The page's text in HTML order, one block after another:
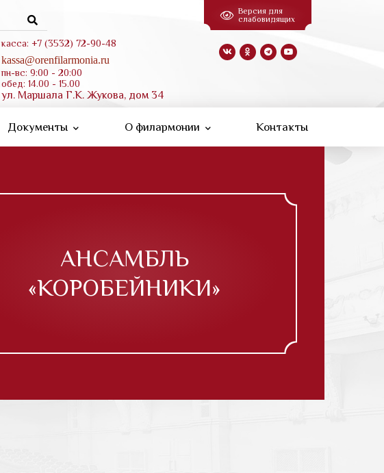
касса: +7 (3532) 72-90-48
kassa@orenfilarmonia.ru
пн-вс: 9:00 - 20:00
обед: 14.00 - 15.00
ул. Маршала Г.К. Жукова, дом 34
Версия для
слабовидящих
Документы О филармонии Контакты
АНСАМБЛЬ
«КОРОБЕЙНИКИ»